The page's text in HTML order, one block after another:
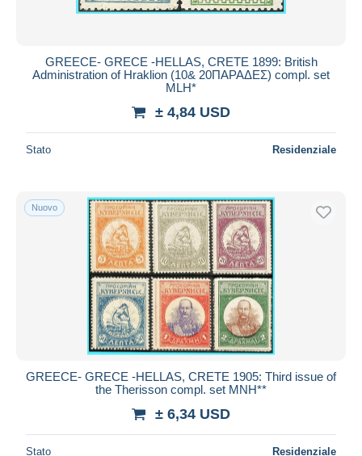
GREECE- GRECE -HELLAS, CRETE 1899: British
Administration of Hraklion (10& 20ΠΑΡΑΔΕΣ) compl. set
MLH*
± 4,84 USD
Stato Residenziale
Nuovo
GREECE- GRECE -HELLAS, CRETE 1905: Third issue of
the Therisson compl. set MNH**
± 6,34 USD
Stato Residenziale